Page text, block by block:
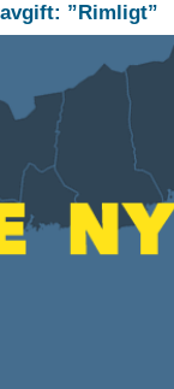
”Rimligt”